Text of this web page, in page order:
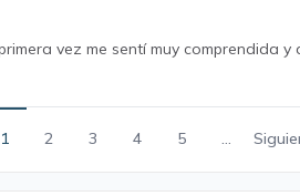
vez me sentí muy comprendida y
1 2 3 4 5 ...